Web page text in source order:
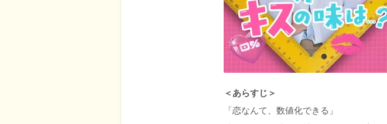
＜あらすじ＞
「恋なんて、数値化できる」